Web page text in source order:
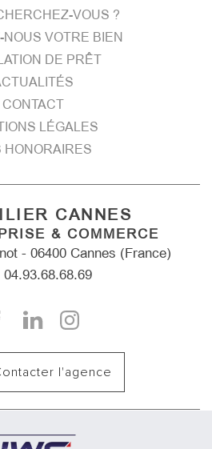
VOUS ?
NOUS VOTRE BIEN
DE PRÊT
CONTACT
LÉGALES
HONORAIRES
CANNES
& COMMERCE
- 06400 Cannes (France)
04.93.68.68.69
l'agence